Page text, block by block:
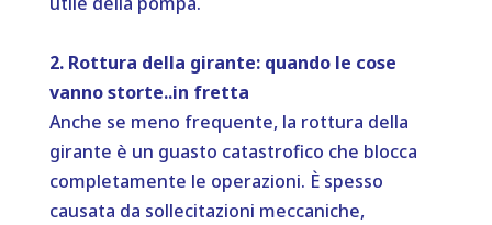
2. Rottura della girante: quando le cose
vanno storte..in fretta
Anche se meno frequente, la rottura della
girante è un guasto catastrofico che blocca
completamente le operazioni. È spesso
causata da sollecitazioni meccaniche,